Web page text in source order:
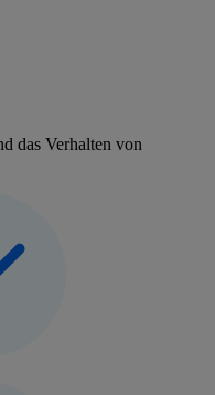
das Verhalten von